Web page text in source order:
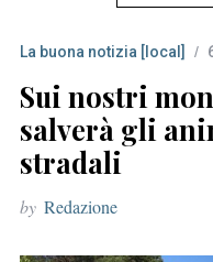
r
c
h
f
o
r
La buona notizia [local]
Sui nostri
salverà gli
stradali
by Redazione